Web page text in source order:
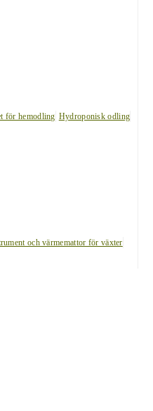
för hemodling Hydroponisk odling
och värmemattor för växter